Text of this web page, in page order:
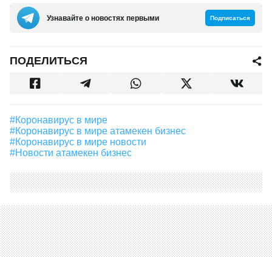
Узнавайте о новостях первыми Подписаться
ПОДЕЛИТЬСЯ
#Коронавирус в мире
#коронавирус в мире атамекен бизнес
#коронавирус в мире новости
#новости атамекен бизнес